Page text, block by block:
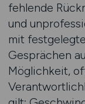
fehlende
und
mit
Gesprächen
Möglichkeit,